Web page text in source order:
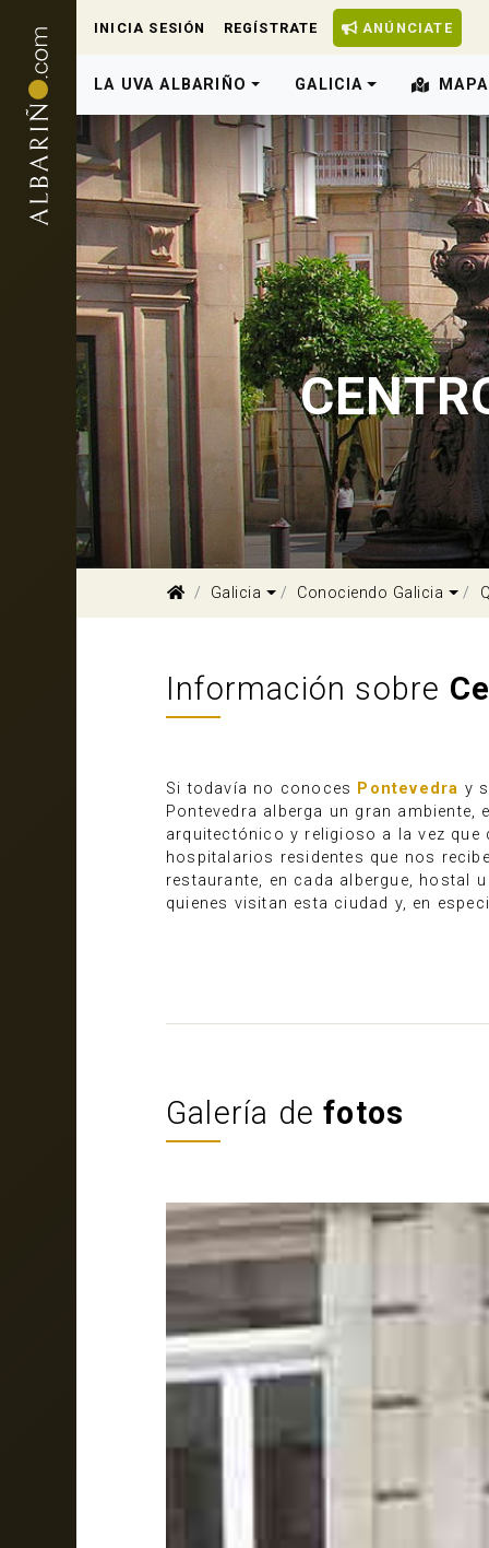
INICIA SESIÓN REGÍSTRATE ANÚNCIATE
LA UVA ALBARIÑO GALICIA MAPA
Galicia Dropdown
Conociendo Galicia
Información sobre
Si todavía no conoces Pontevedra y
Pontevedra alberga un gran
arquitectónico y religioso a la vez
hospitalarios residentes que nos
restaurante, en cada albergue, hostal
quienes visitan esta ciudad y, en
Galería defotos